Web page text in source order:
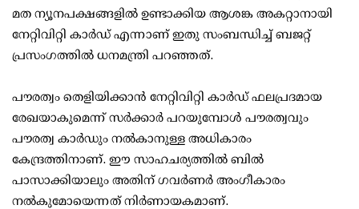
മത ന്യൂനപക്ഷങ്ങളില്‍ ഉണ്ടാക്കിയ ആശങ്ക അകറ്റാനായി
നേറ്റിവിറ്റി കാര്‍ഡ് എന്നാണ് ഇതു സംബന്ധിച്ച് ബജറ്റ്
പ്രസംഗത്തില്‍ ധനമന്ത്രി പറഞ്ഞത്.
പൗരത്വം തെളിയിക്കാന്‍ നേറ്റിവിറ്റി കാര്‍ഡ് ഫലപ്രദമായ
രേഖയാകുമെന്ന് സര്‍ക്കാര്‍ പറയുമ്പോള്‍ പൗരത്വവും
പൗരത്വ കാര്‍ഡും നല്‍കാനുള്ള അധികാരം
കേന്ദ്രത്തിനാണ്. ഈ സാഹചര്യത്തില്‍ ബില്‍
പാസാക്കിയാലും അതിന് ഗവര്‍ണര്‍ അംഗീകാരം
നല്‍കുമോയെന്നത് നിര്‍ണായകമാണ്.